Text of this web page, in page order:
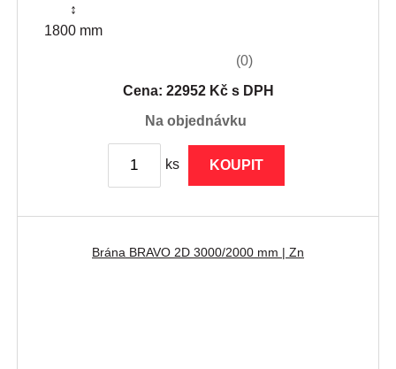
↕
1800 mm
(0)
Cena: 22952 Kč s DPH
na objednávku
ks KOUPIT
Brána BRAVO 2D 3000/2000 mm | Zn